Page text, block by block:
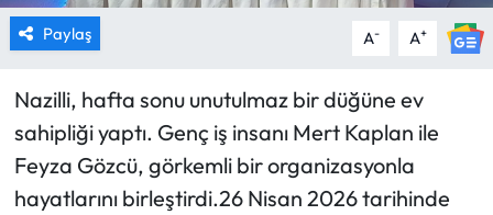
Paylaş A- A+
Nazilli, hafta sonu unutulmaz bir düğüne ev
sahipliği yaptı. Genç iş insanı Mert Kaplan ile
Feyza Gözcü, görkemli bir organizasyonla
hayatlarını birleştirdi.26 Nisan 2026 tarihinde
YAŞAM
RESMİ İLANLAR
HABER İLAN